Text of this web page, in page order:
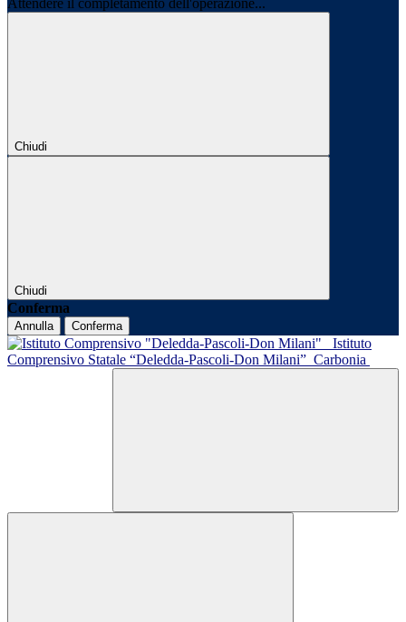
Attendere il completamento dell'operazione...
Chiudi
Chiudi
Conferma
Annulla Conferma
Istituto
Comprensivo Statale “Deledda-Pascoli-Don Milani” Carbonia